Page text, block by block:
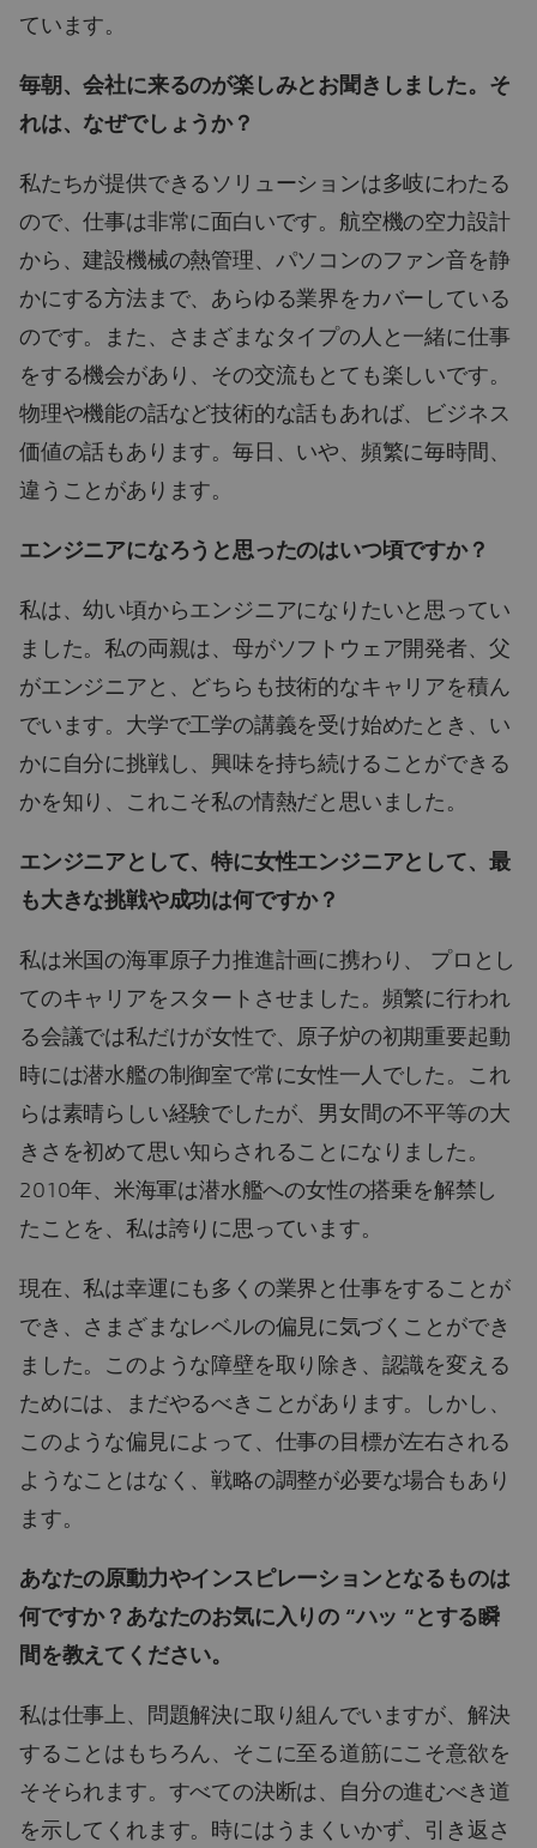
ています。
毎朝、会社に来るのが楽しみとお聞きしました。そ
れは、なぜでしょうか？
私たちが提供できるソリューションは多岐にわたる
ので、仕事は非常に面白いです。航空機の空力設計
から、建設機械の熱管理、パソコンのファン音を静
かにする方法まで、あらゆる業界をカバーしている
のです。また、さまざまなタイプの人と一緒に仕事
をする機会があり、その交流もとても楽しいです。
物理や機能の話など技術的な話もあれば、ビジネス
価値の話もあります。毎日、いや、頻繁に毎時間、
違うことがあります。
エンジニアになろうと思ったのはいつ頃ですか？
私は、幼い頃からエンジニアになりたいと思ってい
ました。私の両親は、母がソフトウェア開発者、父
がエンジニアと、どちらも技術的なキャリアを積ん
でいます。大学で工学の講義を受け始めたとき、い
かに自分に挑戦し、興味を持ち続けることができる
かを知り、これこそ私の情熱だと思いました。
エンジニアとして、特に女性エンジニアとして、最
も大きな挑戦や成功は何ですか？
私は米国の海軍原子力推進計画に携わり、 プロとし
てのキャリアをスタートさせました。頻繁に行われ
る会議では私だけが女性で、原子炉の初期重要起動
時には潜水艦の制御室で常に女性一人でした。これ
らは素晴らしい経験でしたが、男女間の不平等の大
きさを初めて思い知らされることになりました。
2010年、米海軍は潜水艦への女性の搭乗を解禁し
たことを、私は誇りに思っています。
現在、私は幸運にも多くの業界と仕事をすることが
でき、さまざまなレベルの偏見に気づくことができ
ました。このような障壁を取り除き、認識を変える
ためには、まだやるべきことがあります。しかし、
このような偏見によって、仕事の目標が左右される
ようなことはなく、戦略の調整が必要な場合もあり
ます。
あなたの原動力やインスピレーションとなるものは
何ですか？あなたのお気に入りの “ハッ “とする瞬
間を教えてください。
私は仕事上、問題解決に取り組んでいますが、解決
することはもちろん、そこに至る道筋にこそ意欲を
そそられます。すべての決断は、自分の進むべき道
を示してくれます。時にはうまくいかず、引き返さ